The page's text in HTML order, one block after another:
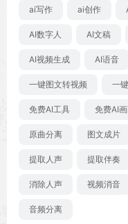
ai写作 ai创作
AI数字人 AI文稿
AI视频生成 AI语音
一键图文转视频 一
免费AI工具 免费AI
原曲分离 图文成片
提取人声 提取伴奏
消除人声 视频消音
音频分离